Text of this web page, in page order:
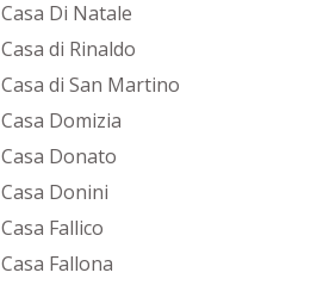
Casa Di Natale
Casa di Rinaldo
Casa di San Martino
Casa Domizia
Casa Donato
Casa Donini
Casa Fallico
Casa Fallona